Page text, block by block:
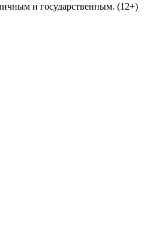
и государственным. (12+)